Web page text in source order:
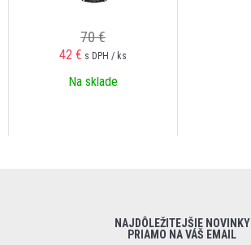
70 €
42 € s DPH / ks
Na sklade
NAJDÔLEŽITEJŠIE NOVINKY
PRIAMO NA VÁŠ EMAIL